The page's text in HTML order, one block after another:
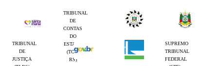
TRIBUNAL
DE
CONTAS
DO
ESTADO
(TCE-
RS)
TRIBUNAL
DE
JUSTIÇA
SUPREMO
TRIBUNAL
FEDERAL